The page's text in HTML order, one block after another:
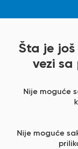
Šta je
vezi
Nije moguće
Nije moguće